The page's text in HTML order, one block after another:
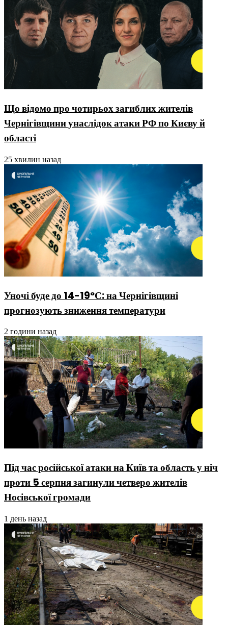
Що відомо про чотирьох загиблих жителів
Чернігівщини унаслідок атаки РФ по Києву й
області
25 хвилин назад
Уночі буде до 14-19ºС: на Чернігівщині
прогнозують зниження температури
2 години назад
Під час російської атаки на Київ та область у ніч
проти 5 серпня загинули четверо жителів
Носівської громади
1 день назад